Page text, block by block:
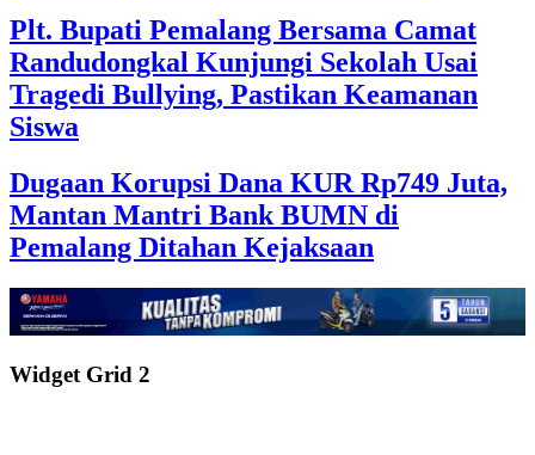
Plt. Bupati Pemalang Bersama Camat
Randudongkal Kunjungi Sekolah Usai
Tragedi Bullying, Pastikan Keamanan
Siswa
Dugaan Korupsi Dana KUR Rp749 Juta,
Mantan Mantri Bank BUMN di
Pemalang Ditahan Kejaksaan
Widget Grid 2